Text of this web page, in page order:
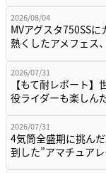
2026/08/04
MVアグスタ750SS
熱くしたアメフェス
2026/07/31
【もて耐レポート
役ライダーも楽しん
2026/07/31
4気筒全盛期に挑ん
到した”アマチュア